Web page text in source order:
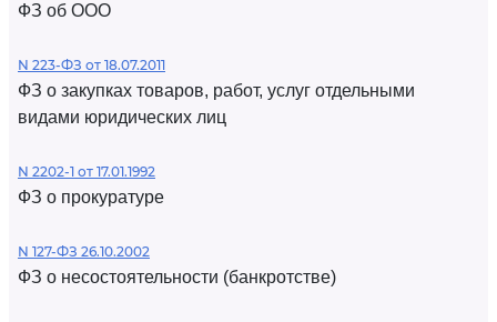
ФЗ об ООО
N 223-ФЗ от 18.07.2011
ФЗ о закупках товаров, работ, услуг отдельными
видами юридических лиц
N 2202-1 от 17.01.1992
ФЗ о прокуратуре
N 127-ФЗ 26.10.2002
ФЗ о несостоятельности (банкротстве)